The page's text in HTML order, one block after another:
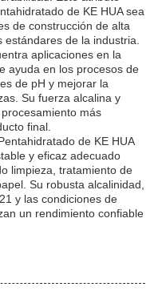
de KE HUA sea
de construcción de alta
de la industria.
aplicaciones en la
ayuda en los procesos de
de pH y mejorar la
Su fuerza alcalina y
más
final.
de KE HUA
y eficaz adecuado
limpieza, tratamiento de
Su robusta alcalinidad,
y las condiciones de
un rendimiento confiable